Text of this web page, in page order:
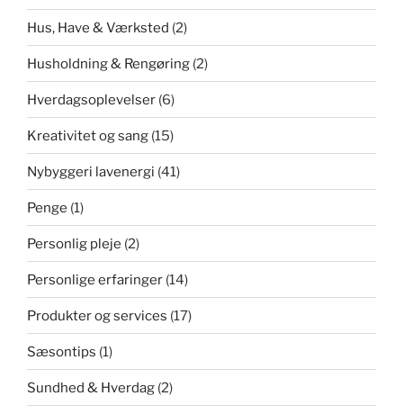
Hus, Have & Værksted (2)
Husholdning & Rengøring (2)
Hverdagsoplevelser (6)
Kreativitet og sang (15)
Nybyggeri lavenergi (41)
Penge (1)
Personlig pleje (2)
Personlige erfaringer (14)
Produkter og services (17)
Sæsontips (1)
Sundhed & Hverdag (2)